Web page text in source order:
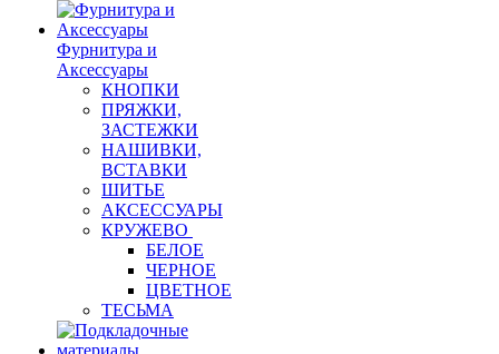
Фурнитура и
Аксессуары
КНОПКИ
ПРЯЖКИ,
ЗАСТЕЖКИ
НАШИВКИ,
ВСТАВКИ
ШИТЬЕ
АКСЕССУАРЫ
КРУЖЕВО
БЕЛОЕ
ЧЕРНОЕ
ЦВЕТНОЕ
ТЕСЬМА